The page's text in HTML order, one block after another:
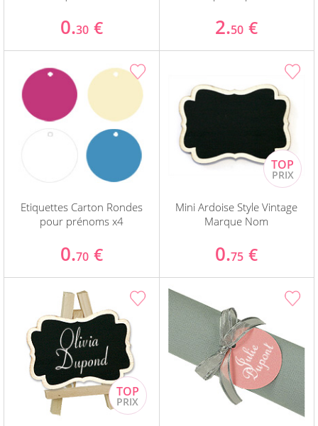
0.30 € 2.50 €
Etiquettes Carton Rondes
pour prénoms x4
0.70 €
Mini Ardoise Style Vintage
Marque Nom
0.75 €